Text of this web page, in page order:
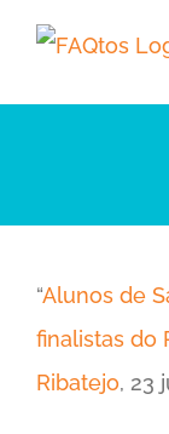
Skip
content
“Alunos de
finalistas do
Ribatejo, 23